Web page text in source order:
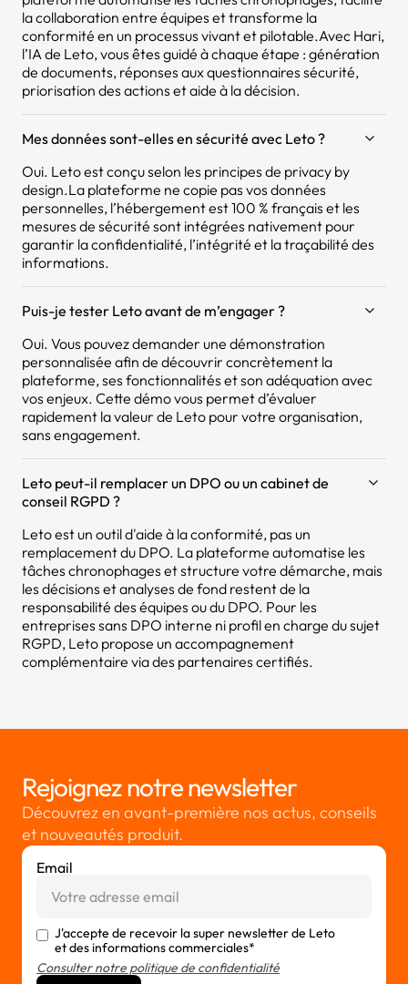
la collaboration entre équipes et transforme la
conformité en un processus vivant et pilotable.Avec Hari,
l’IA de Leto, vous êtes guidé à chaque étape : génération
de documents, réponses aux questionnaires sécurité,
priorisation des actions et aide à la décision.
Mes données sont-elles en sécurité avec Leto ?
Oui. Leto est conçu selon les principes de privacy by
design.La plateforme ne copie pas vos données
personnelles, l’hébergement est 100 % français et les
mesures de sécurité sont intégrées nativement pour
garantir la confidentialité, l’intégrité et la traçabilité des
informations.
Puis-je tester Leto avant de m’engager ?
Oui. Vous pouvez demander une démonstration
personnalisée afin de découvrir concrètement la
plateforme, ses fonctionnalités et son adéquation avec
vos enjeux. Cette démo vous permet d’évaluer
rapidement la valeur de Leto pour votre organisation,
sans engagement.
Leto peut-il remplacer un DPO ou un cabinet de
conseil RGPD ?
Leto est un outil d'aide à la conformité, pas un
remplacement du DPO. La plateforme automatise les
tâches chronophages et structure votre démarche, mais
les décisions et analyses de fond restent de la
responsabilité des équipes ou du DPO. Pour les
entreprises sans DPO interne ni profil en charge du sujet
RGPD, Leto propose un accompagnement
complémentaire via des partenaires certifiés.
Rejoignez notre newsletter
Découvrez en avant-première nos actus, conseils
et nouveautés produit.
Email
J'accepte de recevoir la super newsletter de Leto
et des informations commerciales*
Consulter notre politique de confidentialité